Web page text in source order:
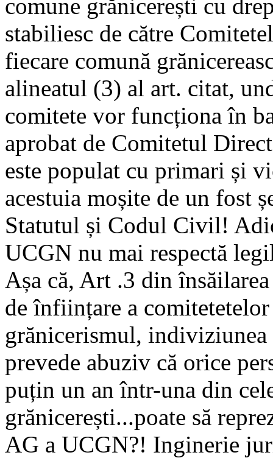
comune grănicerești cu
stabiliesc de către
fiecare comună
alineatul (3) al art. citat,
comitete vor funcționa în
aprobat de Comitetul
este populat cu primari și
acestuia moșite de un fost
Statutul și Codul Civil!
UCGN nu mai respectă
Așa că, Art .3 din
de înființare a
grănicerismul,
prevede abuziv că orice
puțin un an într-una din
grănicerești...poate să
AG a UCGN?! Inginerie